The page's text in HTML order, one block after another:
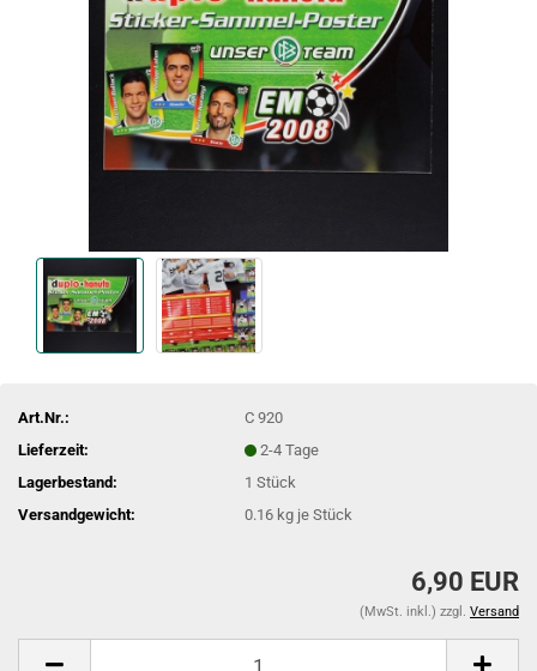
Art.Nr.:
C 920
Lieferzeit:
2-4 Tage
Lagerbestand:
1Stück
Versandgewicht:
0.16 kg je Stück
6,90 EUR
(MwSt. inkl.) zzgl. Versand